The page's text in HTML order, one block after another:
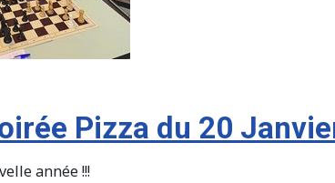
Pizza du 20
année !!!